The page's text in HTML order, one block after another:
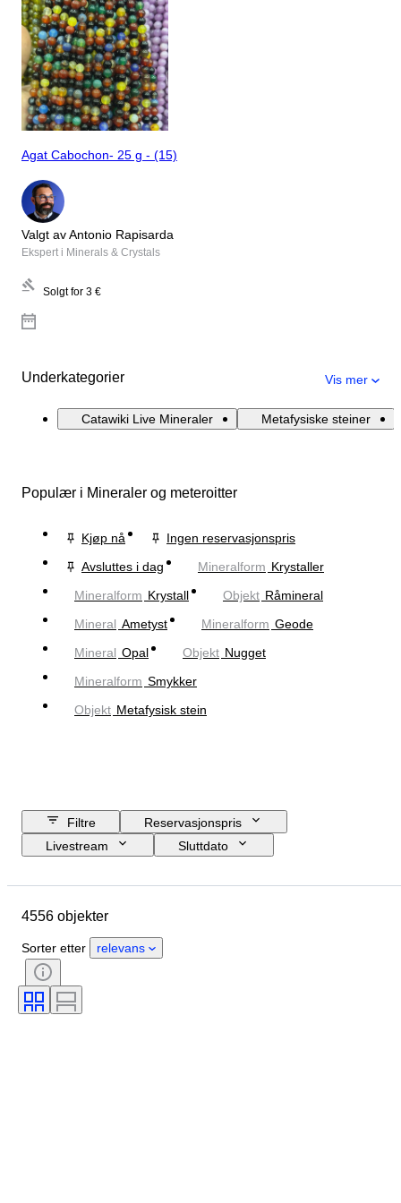
Agat Cabochon- 25 g - (15)
Valgt av Antonio Rapisarda
Ekspert i Minerals & Crystals
Solgt for 3 €
Underkategorier Vis mer
Catawiki Live Mineraler Metafysiske steiner
Populær i Mineraler og meteroitter
Kjøp nå
Ingen reservasjonspris
Avsluttes i dag
Mineralform Krystaller
Mineralform Krystall Objekt Råmineral
Mineral Ametyst Mineralform Geode
Mineral Opal Objekt Nugget
Mineralform Smykker
Objekt Metafysisk stein
Filtre
Reservasjonspris
Livestream
Sluttdato
Opprinnelsesland
Tilstand
Stein
Sertifisering
Farge
Mineral
4556 objekter
Sorter etter relevans